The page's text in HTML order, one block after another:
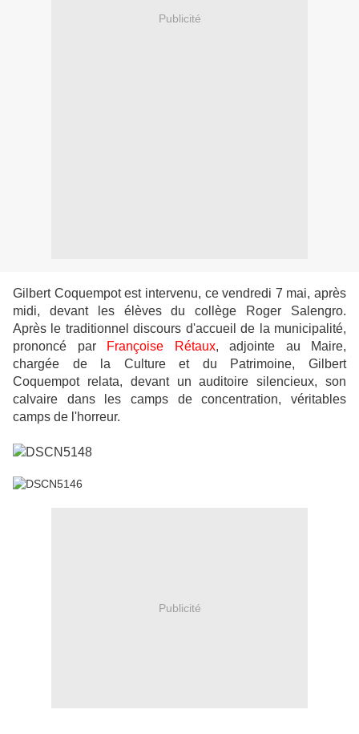
Publicité
Gilbert Coquempot est intervenu, ce vendredi 7 mai, après
midi, devant les élèves du collège Roger Salengro.
Après le traditionnel discours d'accueil de la municipalité,
prononcé par
Françoise Rétaux, adjointe au Maire,
chargée de la Culture et du Patrimoine, Gilbert
Coquempot relata, devant un auditoire silencieux, son
calvaire dans les camps de concentration, véritables
camps de l'horreur.
Publicité